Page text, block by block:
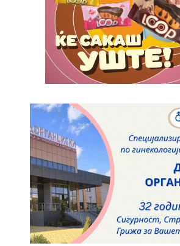
Full member access:
Etiam est nibh, lobortis sit
Praesent euismod ac
Ut mollis pellentesque tortor
Nullam eu erat condimentum
Orci varius natoque dolor
Yearly pricing Monthly pricing